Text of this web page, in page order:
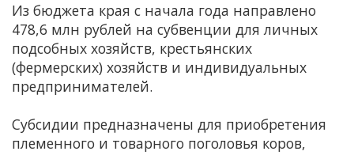
Из бюджета края с начала года направлено
478,6 млн рублей на субвенции для личных
подсобных хозяйств, крестьянских
(фермерских) хозяйств и индивидуальных
предпринимателей.
Субсидии предназначены для приобретения
племенного и товарного поголовья коров,